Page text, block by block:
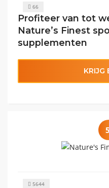
66
Profiteer van tot
Nature’s Finest
supplementen
KRIJG
5644